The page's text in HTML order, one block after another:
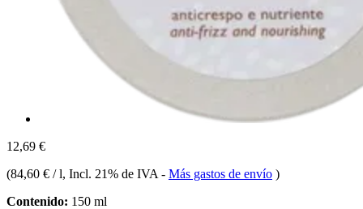
12,69 €
(84,60 € / l, Incl. 21% de IVA - Más gastos de envío )
Contenido: 150 ml